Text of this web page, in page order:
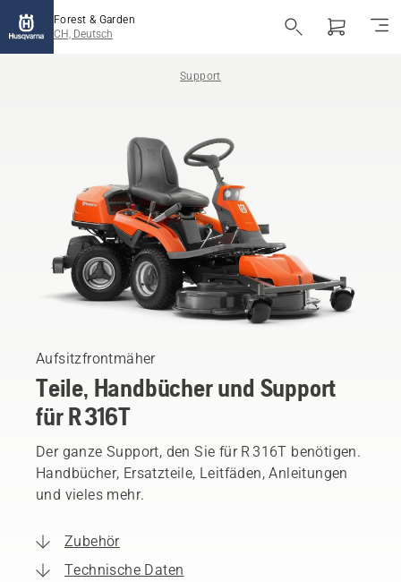
Forest & Garden
CH, Deutsch
Support
Aufsitzfrontmäher
Teile, Handbücher und Support
für R 316T
Der ganze Support, den Sie für R 316T benötigen.
Handbücher, Ersatzteile, Leitfäden, Anleitungen
und vieles mehr.
Zubehör
Technische Daten